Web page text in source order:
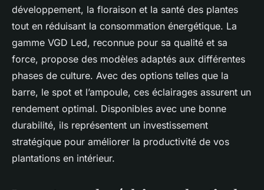
développement, la floraison et la santé des plantes
tout en réduisant la consommation énergétique. La
gamme VGD Led, reconnue pour sa qualité et sa
force, propose des modèles adaptés aux différentes
phases de culture. Avec des options telles que la
barre, le spot et l’ampoule, ces éclairages assurent un
rendement optimal. Disponibles avec une bonne
durabilité, ils représentent un investissement
stratégique pour améliorer la productivité de vos
plantations en intérieur.